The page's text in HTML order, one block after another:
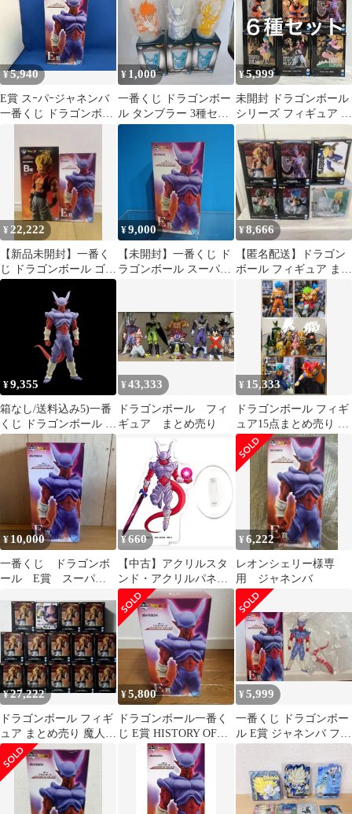
¥5,940
E賞 スｰパｰジャネンバ
一番くじ ドラゴンボｰ
FILM ドラゴンボｰル
¥ 1,000
一番くじ ドラゴンボー
ル タンブラー 3種セッ
ト
¥5,999
未開封 ドラゴンボール
シリーズ フィギュア ブ
ルマ 他 6種セット
LF8203 f111
¥ 22,222
【新品未開封】一番く
じ ドラゴンボール ゴジ
ータ ジャネンバ セット
¥9,000
【未開封】一番くじ ド
ラゴンボール スーパー
¥8,666
【匿名配送】ドラゴン
ボール フィギュア まと
め売り 6点
¥9,355
箱なし/送料込み5)一番
くじ ドラゴンボール ジ
ャネンバ
¥43,333
ドラゴンボール フィ
ギュア まとめ売り
¥ 15,333
ドラゴンボール フィギ
ュア15点まとめ売り 一
番くじ
¥ 10,000
一番くじ ドラゴンボ
ール E賞 スーパー
ア マスターライズ
¥660
【中古】アクリルスタ
ンド・アクリルパネル
ジャネンバ アクリルス
タンドコレクション
「一番くじ ドラゴンボ
ール SUPER
DRAGONBALL
HEROES 5th
MISSION」 H賞
¥6,222
レオンシェリー様専
用 ジャネンバ
¥27,222
ドラゴンボール フィギ
ュア まとめ売り 魔人ブ
ウ ゴジータ
¥5,800
ドラゴンボール一番く
じ E賞 HISTORY OF
THE FILM ジャネンバ
¥5,999
一番くじ ドラゴンボー
ル E賞 ジャネンバ フィ
ギュア